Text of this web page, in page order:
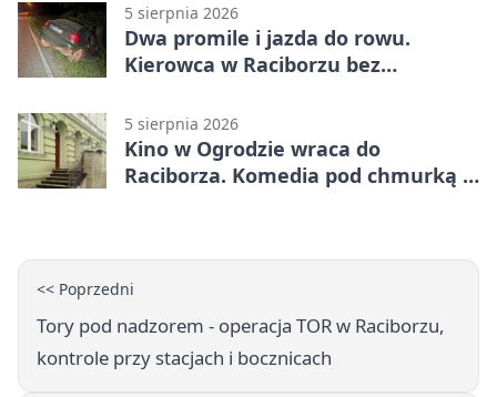
5 sierpnia 2026
Dwa promile i jazda do rowu.
Kierowca w Raciborzu bez
5 sierpnia 2026
Kino w Ogrodzie wraca do
Raciborza. Komedia pod chmurką w
<< Poprzedni
Tory pod nadzorem - operacja TOR w Raciborzu,
kontrole przy stacjach i bocznicach